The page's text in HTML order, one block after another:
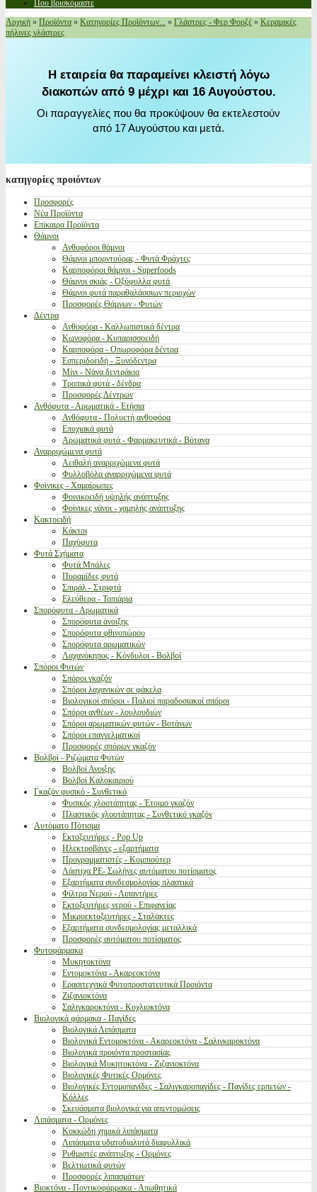
Που βρισκόμαστε
Αρχική » Προϊόντα » Κατηγορίες Προϊόντων... » Γλάστρες - Φερ Φορζέ » Κεραμικές
πήλινες γλάστρες
Η εταιρεία θα παραμείνει κλειστή λόγω
διακοπών από 9 μέχρι και 16 Αυγούστου.
Οι παραγγελίες που θα προκύψουν θα εκτελεστούν
από 17 Αυγούστου και μετά.
κατηγορίες προιόντων
Προσφορές
Νέα Προϊόντα
Επίκαιρα Προϊόντα
Θάμνοι
Ανθοφόροι θάμνοι
Θάμνοι μπορντούρας - Φυτά Φράχτες
Καρποφόροι θάμνοι - Superfoods
Θάμνοι σκιάς - Οξύφυλλα φυτά
Θάμνοι φυτά παραθαλάσσιων περιοχών
Προσφορές Θάμνων - Φυτών
Δέντρα
Ανθοφόρα - Καλλωπιστικά δέντρα
Κωνοφόρα - Κυπαρισσοειδή
Καρποφόρα - Οπωροφόρα δέντρα
Εσπεριδοειδή - Ξυνόδεντρα
Μίνι - Νάνα δεντράκια
Τροπικά φυτά - δένδρα
Προσφορές Δέντρων
Ανθόφυτα - Αρωματικά - Ετήσια
Ανθόφυτα - Πολυετή ανθοφόρα
Εποχιακά φυτά
Αρωματικά φυτά - Φαρμακευτικά - Βότανα
Αναρριχώμενα φυτά
Αειθαλή αναρριχώμενα φυτά
Φυλλοβόλα αναρριχώμενα φυτά
Φοίνικες - Χαμαίρωπες
Φοινικοειδή υψηλής ανάπτυξης
Φοίνικες νάνοι - χαμηλής ανάπτυξης
Κακτοειδή
Κάκτοι
Παχύφυτα
Φυτά Σχήματα
Φυτά Μπάλες
Πυραμίδες φυτά
Σπιράλ - Στριφτά
Ελεύθερα - Τοπιάρια
Σπορόφυτα - Αρωματικά
Σπορόφυτα άνοιξης
Σπορόφυτα φθινοπώρου
Σπορόφυτα αρωματικών
Λαχανόκηπος - Κόνδυλοι - Βολβοί
Σπόροι Φυτών
Σπόροι γκαζόν
Σπόροι λαχανικών σε φάκελα
Βιολογικοί σπόροι - Παλιοί παραδοσιακοί σπόροι
Σπόροι ανθέων - λουλουδιών
Σπόροι αρωματικών φυτών - Βοτάνων
Σπόροι επαγγελματικοί
Προσφορές σπόρων γκαζόν
Βολβοί - Ριζώματα Φυτών
Βολβοί Ανοιξης
Βολβοί Καλοκαιριού
Γκαζόν φυσικό - Συνθετικό
Φυσικός χλοοτάπητας - Έτοιμο γκαζόν
Πλαστικός χλοοτάπητας - Συνθετικό γκαζόν
Αυτόματο Πότισμα
Εκτοξευτήρες - Pop Up
Ηλεκτροβάνες - εξαρτήματα
Προγραμματιστές - Κομπιούτερ
Λάστιχα PE- Σωλήνες αυτόματου ποτίσματος
Εξαρτήματα συνδεσμολογίας πλαστικά
Φίλτρα Νερού - Λιπαντήρες
Εκτοξευτήρες νερού - Επιφανείας
Μικροεκτοξευτήρες - Σταλάκτες
Εξαρτήματα συνδεσμολογίας μεταλλικά
Προσφορές αυτόματου ποτίσματος
Φυτοφάρμακα
Μυκητοκτόνα
Εντομοκτόνα - Ακαρεοκτόνα
Ερασιτεχνικά Φυτοπροστατευτικά Προιόντα
Ζιζανιοκτόνα
Σαλιγκαροκτόνα - Κοχλιοκτόνα
Βιολογικά φάρμακα - Παγίδες
Βιολογικά Λιπάσματα
Βιολογικά Εντομοκτόνα - Ακαρεοκτόνα - Σαλιγκαροκτόνα
Βιολογικά προιόντα προστασίας
Βιολογικά Μυκητοκτόνα - Ζιζανιοκτόνα
Βιολογικές Φυτικές Ορμόνες
Βιολογικές Εντομοπαγίδες - Σαλιγκαροπαγίδες - Παγίδες ερπετών -
Κόλλες
Σκευάσματα βιολογικά για απεντομώσεις
Λιπάσματα - Ορμόνες
Κοκκώδη χημικά λιπάσματα
Λιπάσματα υδατοδιαλυτά διαφυλλικά
Ρυθμιστές ανάπτυξης - Ορμόνες
Βελτιωτικά φυτών
Προσφορές λιπασμάτων
Βιοκτόνα - Ποντικοφάρμακα - Απωθητικά